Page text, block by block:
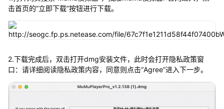
击首页的“立即下载”按钮进行下载。
2.下载完成后，双击打开dmg安装文件，此时会打开隐私政策窗
口：请详细阅读隐私政策内容，同意则点击“Agree”进入下一步。